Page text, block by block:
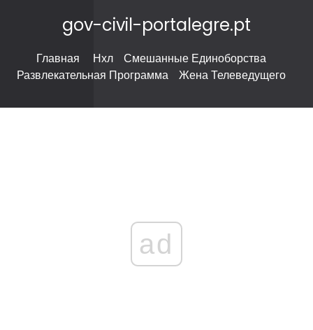
gov-civil-portalegre.pt
Главная Нхл
Смешанные Единоборства
Развлекательная Программа
Жена Телеведущего
ad